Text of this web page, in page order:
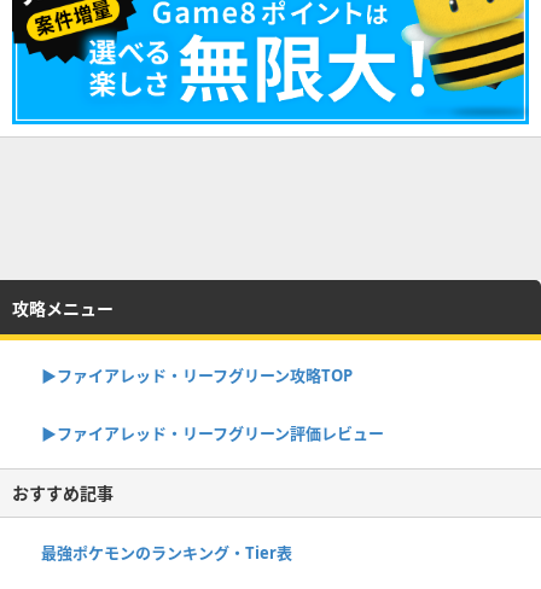
攻略メニュー
▶︎ファイアレッド・リーフグリーン攻略TOP
▶︎ファイアレッド・リーフグリーン評価レビュー
おすすめ記事
最強ポケモンのランキング・Tier表